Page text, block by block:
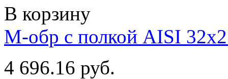
В корзину
М-обр с полкой AISI
4 696.16 руб.